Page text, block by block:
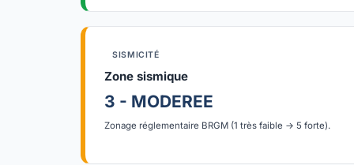
SISMICITÉ
Zone sismique
3 - MODEREE
Zonage réglementaire BRGM (1 très faible → 5 forte).